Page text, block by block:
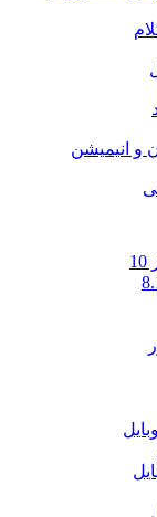
و انیمیشن